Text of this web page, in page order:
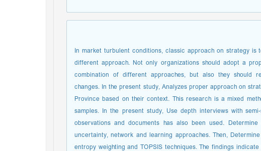
In market turbulent conditions, classic approach on strategy
different approach. Not only organizations should adopt a
combination of different approaches, but also they should
changes. In the present study, Analyzes proper approach on
Province based on their context. This research is a mixed
samples. In the present study, Use depth interviews with
observations and documents has also been used.
uncertainty, network and learning approaches. Then,
entropy weighting and TOPSIS techniques. The findings